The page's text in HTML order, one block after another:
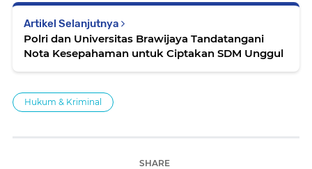
Artikel Selanjutnya
Polri dan Universitas Brawijaya Tandatangani
Nota Kesepahaman untuk Ciptakan SDM Unggul
Hukum & Kriminal
SHARE